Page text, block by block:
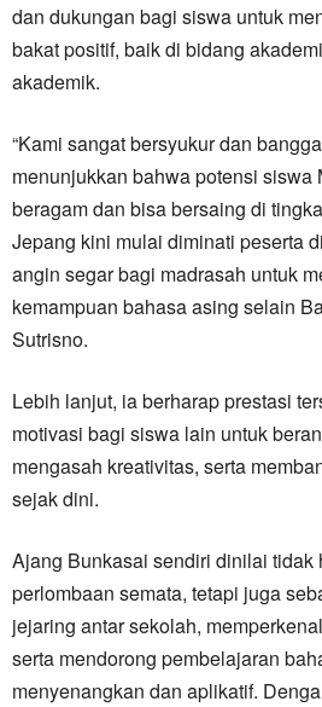
dan dukungan bagi siswa untuk
bakat positif, baik di bidang
akademik.
“Kami sangat bersyukur dan
menunjukkan bahwa potensi siswa
beragam dan bisa bersaing di
Jepang kini mulai diminati peserta
angin segar bagi madrasah untuk
kemampuan bahasa asing selain
Sutrisno.
Lebih lanjut, ia berharap prestasi
motivasi bagi siswa lain untuk
mengasah kreativitas, serta
sejak dini.
Ajang Bunkasai sendiri dinilai tidak
perlombaan semata, tetapi juga
jejaring antar sekolah,
serta mendorong pembelajaran
menyenangkan dan aplikatif.